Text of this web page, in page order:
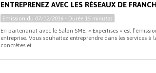
ENTREPRENEZ AVEC LES RÉSEAUX DE
Emission du 07/12/2016 - Durée15 minutes
En partenariat avec le Salon SME, « Expertises » est
entreprise. Vous souhaitez entreprendre dans les services
concrètes et...